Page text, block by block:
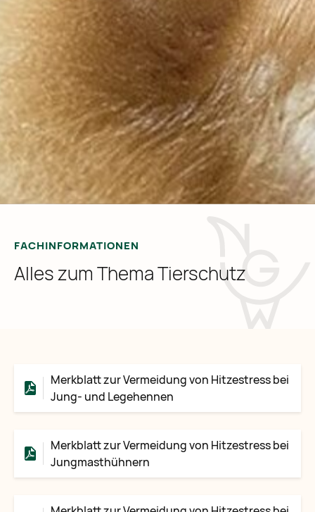
FACHINFORMATIONEN
Alles zum Thema Tierschutz
Merkblatt zur Vermeidung von Hitzestress bei
Jung- und Legehennen
Merkblatt zur Vermeidung von Hitzestress bei
Jungmasthühnern